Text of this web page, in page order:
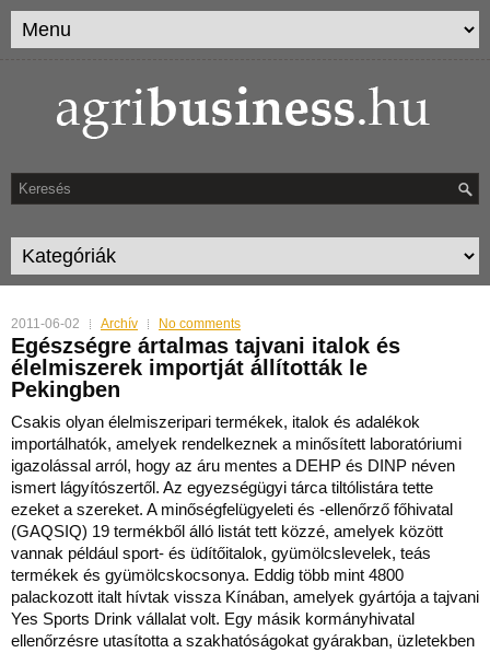
2011-06-02 Archív No comments
Egészségre ártalmas tajvani italok és
élelmiszerek importját állították le
Pekingben
Csakis olyan élelmiszeripari termékek, italok és adalékok
importálhatók, amelyek rendelkeznek a minősített laboratóriumi
igazolással arról, hogy az áru mentes a DEHP és DINP néven
ismert lágyítószertől. Az egyezségügyi tárca tiltólistára tette
ezeket a szereket. A minőségfelügyeleti és -ellenőrző főhivatal
(GAQSIQ) 19 termékből álló listát tett közzé, amelyek között
vannak például sport- és üdítőitalok, gyümölcslevelek, teás
termékek és gyümölcskocsonya. Eddig több mint 4800
palackozott italt hívtak vissza Kínában, amelyek gyártója a tajvani
Yes Sports Drink vállalat volt. Egy másik kormányhivatal
ellenőrzésre utasította a szakhatóságokat gyárakban, üzletekben